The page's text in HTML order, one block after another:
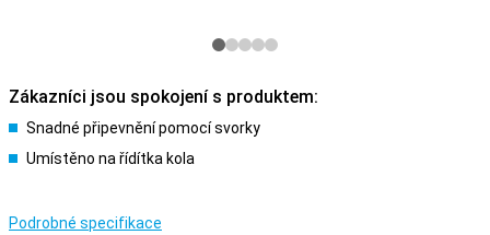
Zákazníci jsou spokojení s produktem:
Snadné připevnění pomocí svorky
Umístěno na řídítka kola
Podrobné specifikace